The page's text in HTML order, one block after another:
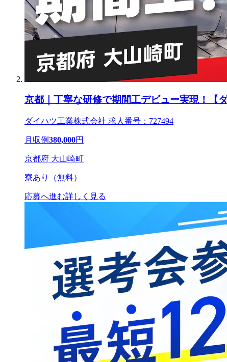
京都｜丁寧な研修で期間工デビュー実現！【
ダイハツ工業株式会社 求人番号：727494
月収例380,000円
京都府 大山崎町
寮あり（無料）
応募へ進む詳しく見る